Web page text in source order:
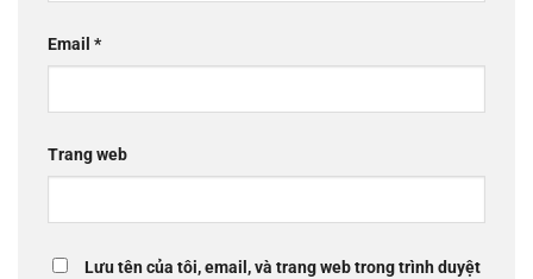
Email *
Trang web
Lưu tên của tôi, email, và trang web trong trình duyệt